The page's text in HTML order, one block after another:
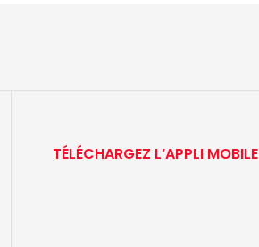
TÉLÉCHARGEZ L’APPLI MOBILE